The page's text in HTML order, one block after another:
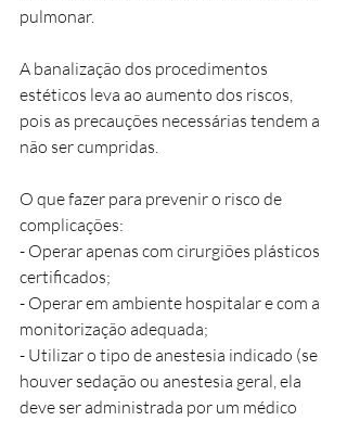
pulmonar.
A banalização dos procedimentos
estéticos leva ao aumento dos riscos,
pois as precauções necessárias tendem a
não ser cumpridas.
O que fazer para prevenir o risco de
complicações:
- Operar apenas com cirurgiões plásticos
certificados;
- Operar em ambiente hospitalar e com a
monitorização adequada;
- Utilizar o tipo de anestesia indicado (se
houver sedação ou anestesia geral, ela
deve ser administrada por um médico